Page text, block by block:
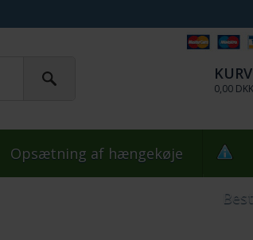
KURV
0,00 DKK
Opsætning af hængekøje